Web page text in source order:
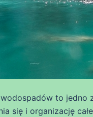
to jedno
się i organizację